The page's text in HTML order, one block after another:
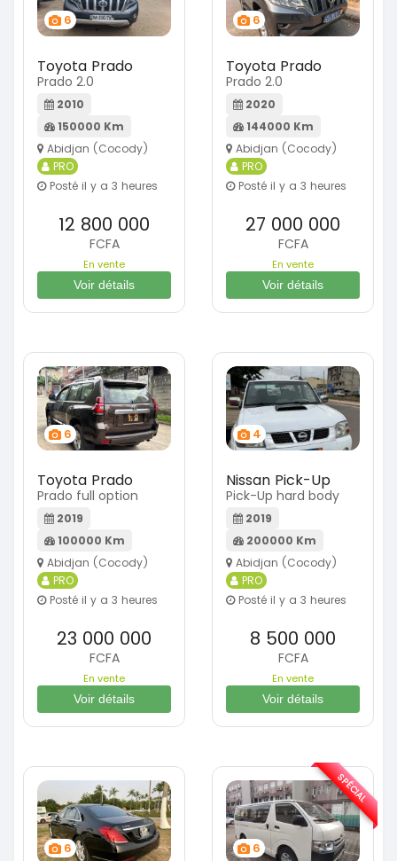
6
Toyota Prado
Prado 2.0
2010
150000 Km
Abidjan (Cocody)
PRO
Posté il y a 3 heures
12 800 000
FCFA
En vente
Voir détails
6
Toyota Prado
Prado 2.0
2020
144000 Km
Abidjan (Cocody)
PRO
Posté il y a 3 heures
27 000 000
FCFA
En vente
Voir détails
6
Toyota Prado
Prado full option
2019
100000 Km
Abidjan (Cocody)
PRO
Posté il y a 3 heures
23 000 000
FCFA
En vente
Voir détails
4
Nissan Pick-Up
Pick-Up hard body
2019
200000 Km
Abidjan (Cocody)
PRO
Posté il y a 3 heures
8 500 000
FCFA
En vente
Voir détails
6 6
SPÉCIAL